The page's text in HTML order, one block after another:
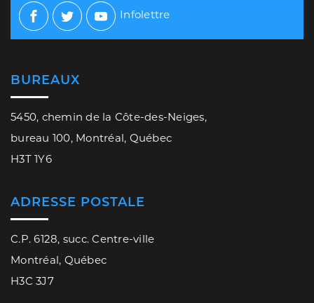
Facebook
TwitterYoutube
Infolettre
BUREAUX
5450, chemin de la Côte-des-Neiges,
bureau 100, Montréal, Québec
H3T 1Y6
ADRESSE POSTALE
C.P. 6128, succ. Centre-ville
Montréal, Québec
H3C 3J7